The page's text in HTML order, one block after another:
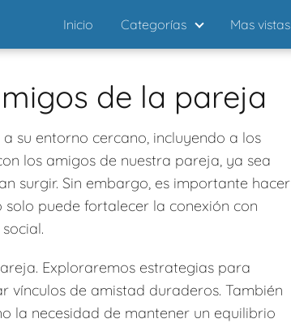
Inicio Categorías Mas vistas
de la pareja
su entorno cercano, incluyendo a los
los amigos de nuestra pareja, ya sea
surgir. Sin embargo, es importante hacer
puede fortalecer la conexión con
Exploraremos estrategias para
vínculos de amistad duraderos. También
la necesidad de mantener un equilibrio